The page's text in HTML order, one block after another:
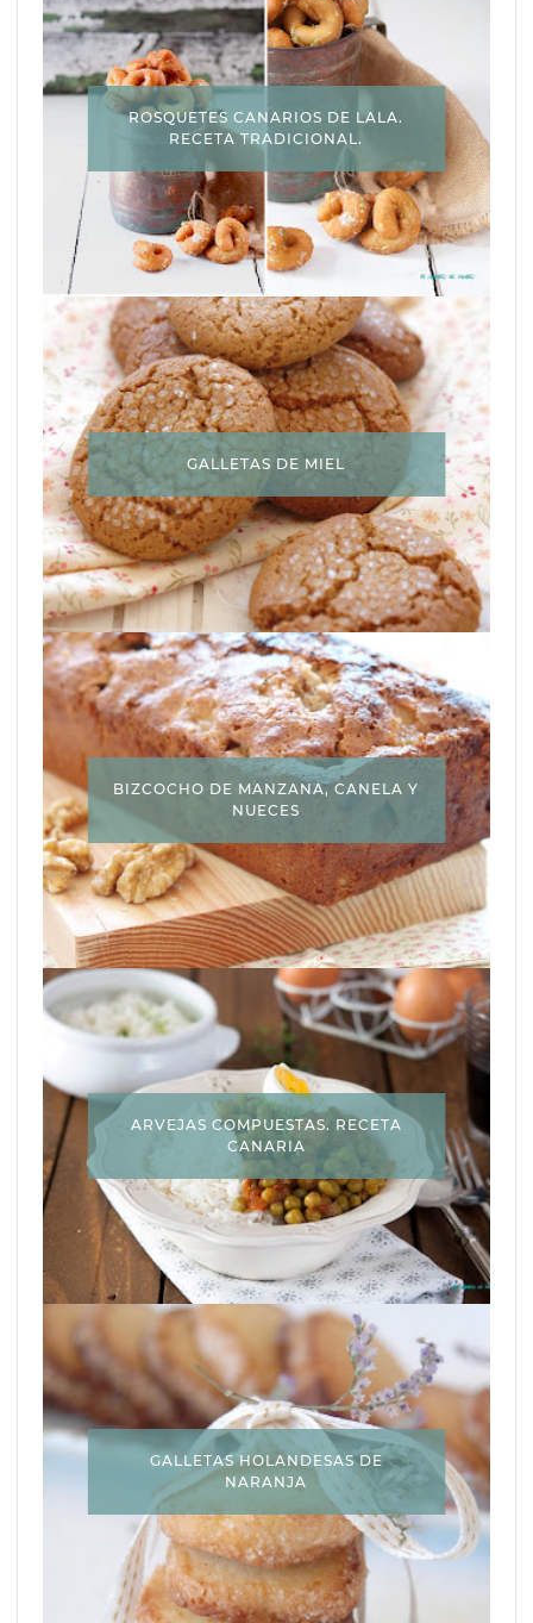
ROSQUETES CANARIOS DE LALA.
RECETA TRADICIONAL.
GALLETAS DE MIEL
BIZCOCHO DE MANZANA, CANELA Y
NUECES
ARVEJAS COMPUESTAS. RECETA
CANARIA
GALLETAS HOLANDESAS DE
NARANJA